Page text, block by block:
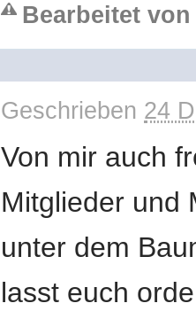
Bearbeitet von
Geschrieben 24
Von mir auch
Mitglieder und
unter dem
lasst euch